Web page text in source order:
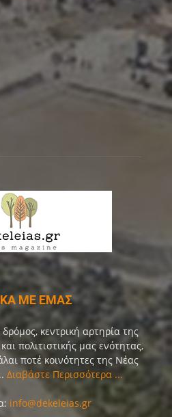
ΜΕ ΕΜΑΣ
δρόμος, κεντρική αρτηρία της
πολιτιστικής μας ενότητας,
ποτέ κοινότητες της Νέας
Διαβάστε Περισσότερα ...
info@dekeleias.gr